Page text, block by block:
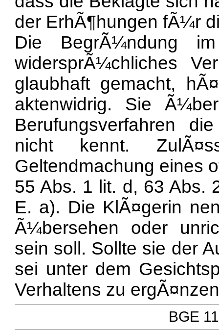
der ErhÃ¶hungen fÃ¼r
Die BegrÃ¼ndung
widersprÃ¼chliches
glaubhaft gemacht,
aktenwidrig. Sie
Berufungsverfahren
nicht kennt.
Geltendmachung eines
55 Abs. 1 lit. d, 63 Abs.
E. a). Die KlÃ¤gerin
Ã¼bersehen oder
sein soll. Sollte sie der
sei unter dem
Verhaltens zu ergÃ¤nzen
BGE